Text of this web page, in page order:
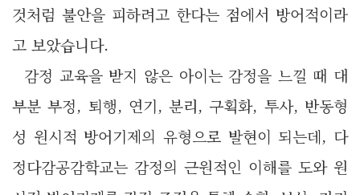
것처럼 불안을 피하려고 한다는 점에서 방어적이라
고 보았습니다.
감정 교육을 받지 않은 아이는 감정을 느낄 때 대
부분 부정, 퇴행, 연기, 분리, 구획화, 투사, 반동형
성 원시적 방어기제의 유형으로 발현이 되는데, 다
정다감공감학교는 감정의 근원적인 이해를 도와 원